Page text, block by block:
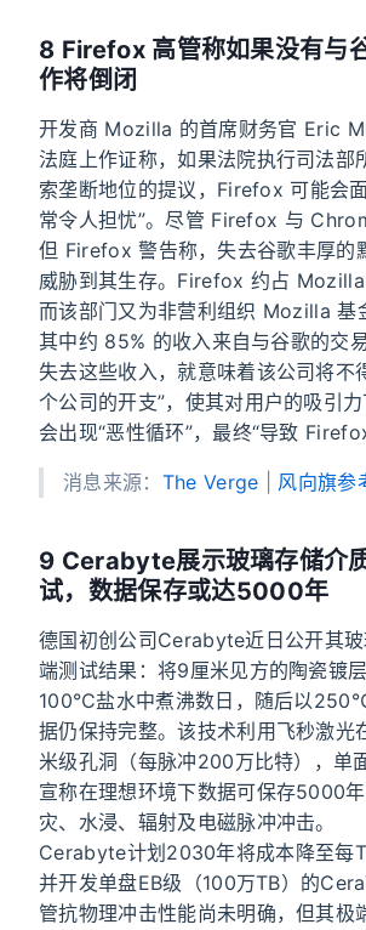
8 Firefox 高管称如果没有与
作将倒闭
开发商 Mozilla 的首席财务官 Eric
法庭上作证称，如果法院执行司法部
索垄断地位的提议，Firefox 可能会
常令人担忧”。尽管 Firefox 与
但 Firefox 警告称，失去谷歌丰厚的
威胁到其生存。Firefox 约占 Mozilla
而该部门又为非营利组织 Mozilla 基
其中约 85% 的收入来自与谷歌的交
失去这些收入，就意味着该公司将不
个公司的开支”，使其对用户的吸引
会出现“恶性循环”，最终“导致
消息来源： The Verge 风向旗参
9 Cerabyte展示玻璃存储介
试，数据保存或达5000年
德国初创公司Cerabyte近日公开其
端测试结果：将9厘米见方的陶瓷镀
100℃盐水中煮沸数日，随后以
据仍保持完整。该技术利用飞秒激光
米级孔洞（每脉冲200万比特），单
宣称在理想环境下数据可保存5000
灾、水浸、辐射及电磁脉冲冲击。
Cerabyte计划2030年将成本降至每
并开发单盘EB级（100万TB）的
管抗物理冲击性能尚未明确，但其极